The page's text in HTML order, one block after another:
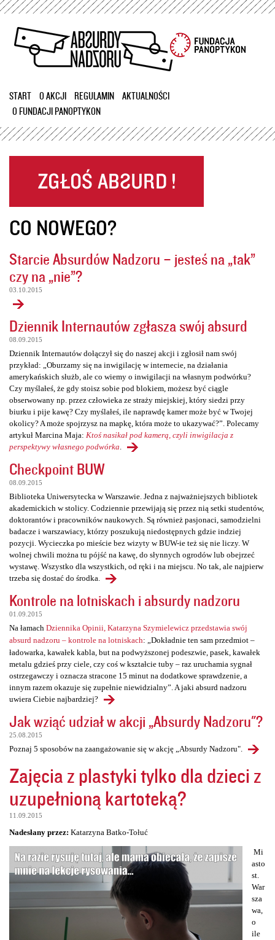
Przejdź
treści
START O AKCJI REGULAMIN
AKTUALNOŚCI
O FUNDACJI PANOPTYKON
CO NOWEGO?
Starcie Absurdów Nadzoru – jesteś na „tak”
czy na „nie”?
03.10.2015
Dziennik Internautów zgłasza swój absurd
08.09.2015
Dziennik Internautów dołączył się do naszej akcji i zgłosił nam swój
przykład: „Oburzamy się na inwigilację w internecie, na działania
amerykańskich służb, ale co wiemy o inwigilacji na własnym podwórku?
Czy myślałeś, że gdy stoisz sobie pod blokiem, możesz być ciągle
obserwowany np. przez człowieka ze straży miejskiej, który siedzi przy
biurku i pije kawę? Czy myślałeś, ile naprawdę kamer może być w Twojej
okolicy? A może spojrzysz na mapkę, która może to ukazywać?”. Polecamy
artykuł Marcina Maja: Ktoś nasikał pod kamerą, czyli inwigilacja z
perspektywy własnego podwórka
Checkpoint BUW
08.09.2015
Biblioteka Uniwersytecka w Warszawie. Jedna z najważniejszych bibliotek
akademickich w stolicy. Codziennie przewijają się przez nią setki studentów,
doktorantów i pracowników naukowych. Są również pasjonaci, samodzielni
badacze i warszawiacy, którzy poszukują niedostępnych gdzie indziej
pozycji. Wycieczka po mieście bez wizyty w BUW-ie też się nie liczy. W
wolnej chwili można tu pójść na kawę, do słynnych ogrodów lub obejrzeć
wystawę. Wszystko dla wszystkich, od ręki i na miejscu. No tak, ale najpierw
trzeba się dostać do środka.
Kontrole na lotniskach i absurdy nadzoru
01.09.2015
Na łamach Dziennika Opinii, Katarzyna Szymielewicz przedstawia swój
absurd nadzoru – kontrole na lotniskach: „Dokładnie ten sam przedmiot –
ładowarka, kawałek kabla, but na podwyższonej podeszwie, pasek, kawałek
metalu gdzieś przy ciele, czy coś w kształcie tuby – raz uruchamia sygnał
ostrzegawczy i oznacza stracone 15 minut na dodatkowe sprawdzenie, a
innym razem okazuje się zupełnie niewidzialny”. A jaki absurd nadzoru
uwiera Ciebie najbardziej?
Jak wziąć udział w akcji „Absurdy Nadzoru"?
25.08.2015
Poznaj 5 sposobów na zaangażowanie się w akcję „Absurdy Nadzoru".
Zajęcia z plastyki tylko dla dzieci z
uzupełnioną kartoteką?
11.09.2015
Nadesłany przez: Katarzyna Batko-Tołuć
Mi
asto
st.
War
sza
wa,
o
ile